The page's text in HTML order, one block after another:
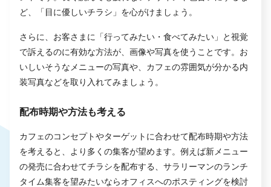
ど、「目に優しいチラシ」を心がけましょう。
さらに、お客さまに「行ってみたい・食べてみたい」と視覚
で訴えるのに有効な方法が、画像や写真を使うことです。お
いしいそうなメニューの写真や、カフェの雰囲気が分かる内
装写真などを取り入れてみましょう。
配布時期や方法も考える
カフェのコンセプトやターゲットに合わせて配布時期や方法
を考えると、より多くの集客が望めます。例えば新メニュー
の発売に合わせてチラシを配布する、サラリーマンのランチ
タイム集客を望みたいならオフィスへのポスティングを検討